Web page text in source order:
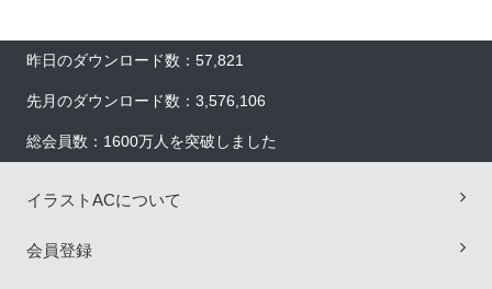
昨日のダウンロード数：57,821
先月のダウンロード数：3,576,106
総会員数：1600万人を突破しました
イラストACについて
会員登録